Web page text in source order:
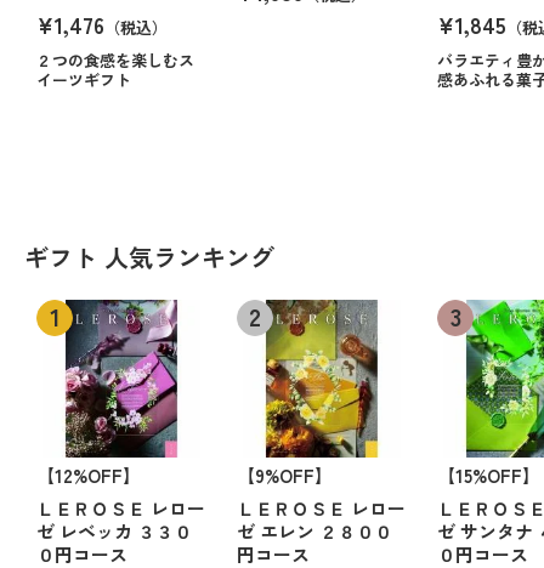
¥1,476 （税込）
２つの食感を楽しむス
イーツギフト
¥1,845 （
バラエティ豊
感あふれる菓
ギフト 人気ランキング
【12%OFF】
ＬＥＲＯＳＥ レロー
ゼ レベッカ ３３０
０円コース
【9%OFF】
ＬＥＲＯＳＥ レロー
ゼ エレン ２８００
円コース
【15%OFF】
ＬＥＲＯＳ
ゼ サンタナ
０円コース